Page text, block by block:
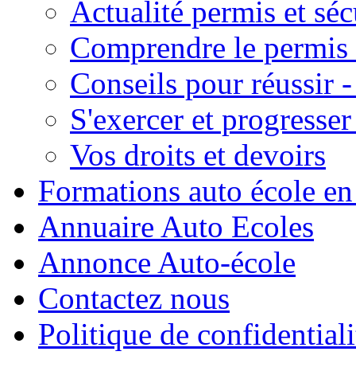
Actualité permis et
Comprendre le permis
Conseils pour réussir
S'exercer et
Vos droits et devoirs
Formations auto école
Annuaire Auto Ecoles
Annonce Auto-école
Contactez nous
Politique de